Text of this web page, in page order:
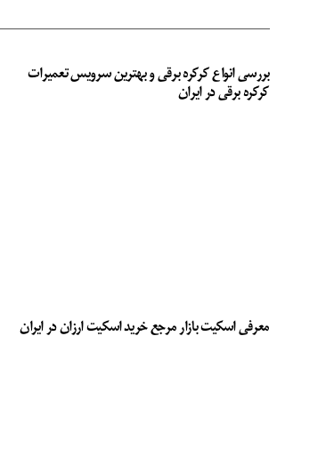
بررسی انواع کرکره برقی و بهترین سرویس تعمیرات
کرکره برقی در ایران
معرفی اسکیت بازار مرجع خرید اسکیت ارزان در ایران